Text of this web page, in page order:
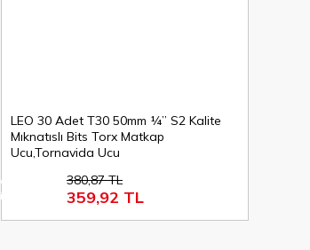
LEO 30 Adet T30 50mm ¼’’ S2 Kalite
Mıknatıslı Bits Torx Matkap
Ucu,Tornavida Ucu
%6
indirim
380,87 TL
359,92 TL